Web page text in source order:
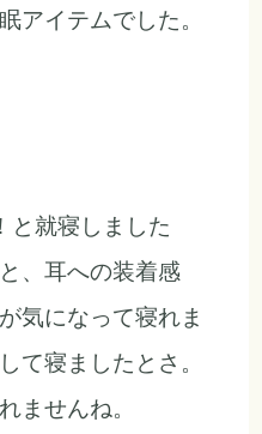
アイテムでした。
と就寝しました
、耳への装着感
気になって寝れま
て寝ましたとさ。
ませんね。